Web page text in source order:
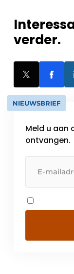
verder.
NIEUWSBRIEF
Meld u aan
ontvangen.